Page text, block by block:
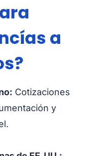
a
Cotizaciones
y